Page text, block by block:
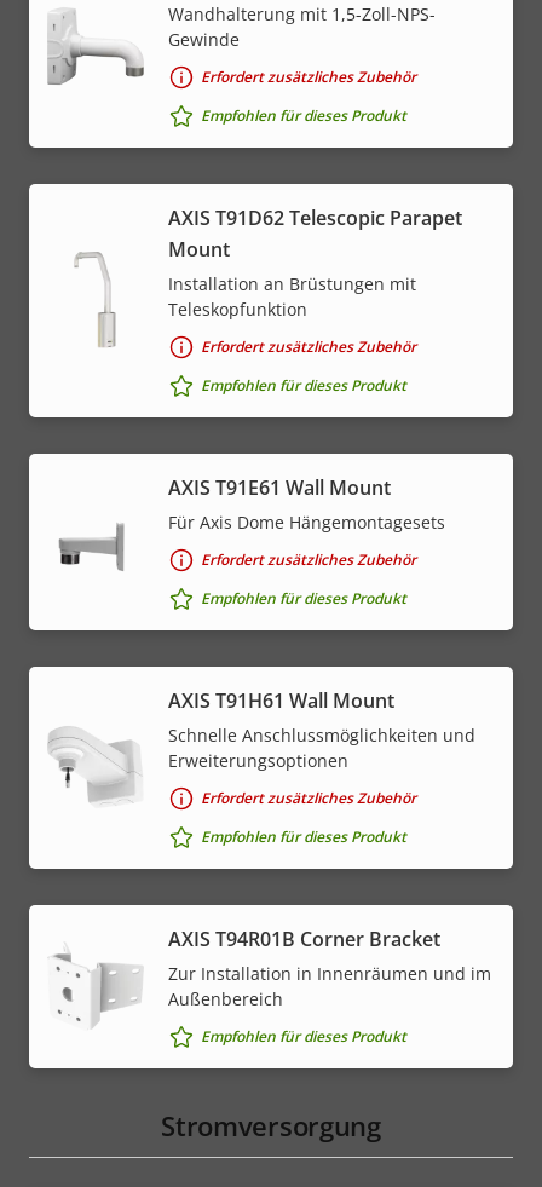
Wandhalterung mit 1,5-Zoll-NPS-
Gewinde
Erfordert zusätzliches Zubehör
Empfohlen für dieses Produkt
AXIS T91D62 Telescopic Parapet
Mount
Installation an Brüstungen mit
Teleskopfunktion
Erfordert zusätzliches Zubehör
Empfohlen für dieses Produkt
AXIS T91E61 Wall Mount
Für Axis Dome Hängemontagesets
Erfordert zusätzliches Zubehör
Empfohlen für dieses Produkt
AXIS T91H61 Wall Mount
Schnelle Anschlussmöglichkeiten und
Erweiterungsoptionen
Erfordert zusätzliches Zubehör
Empfohlen für dieses Produkt
AXIS T94R01B Corner Bracket
Zur Installation in Innenräumen und im
Außenbereich
Empfohlen für dieses Produkt
Stromversorgung